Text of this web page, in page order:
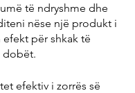
të ndryshme dhe
nëse një produkt i
për shkak të
dobët.
efektiv i zorrës së